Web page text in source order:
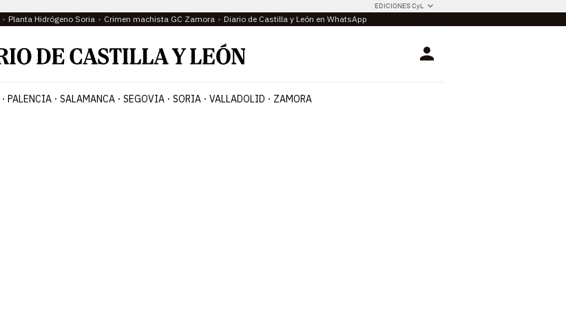
EDICIONES CyL
Planta Hidrógeno Soria Crimen machista GC Zamora Diario de Castilla y León en WhatsApp
Login
PALENCIA SALAMANCA SEGOVIA SORIA VALLADOLID ZAMORA